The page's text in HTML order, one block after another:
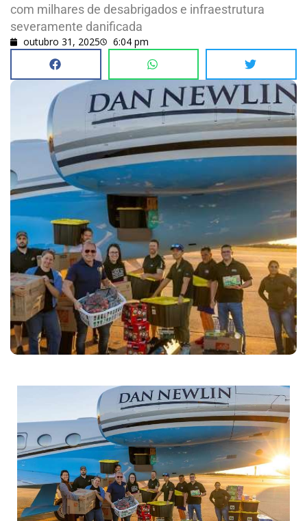
com milhares de desabrigados e infraestrutura
severamente danificada
outubro 31, 2025 6:04 pm